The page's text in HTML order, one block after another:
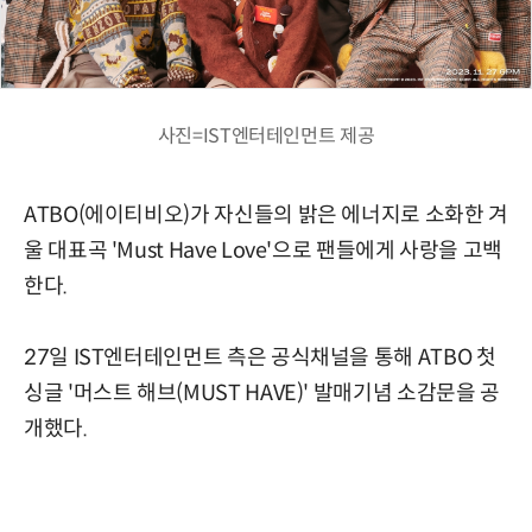
사진=IST엔터테인먼트 제공
ATBO(에이티비오)가 자신들의 밝은 에너지로 소화한 겨
울 대표곡 'Must Have Love'으로 팬들에게 사랑을 고백
한다.
27일 IST엔터테인먼트 측은 공식채널을 통해 ATBO 첫
싱글 '머스트 해브(MUST HAVE)' 발매기념 소감문을 공
개했다.